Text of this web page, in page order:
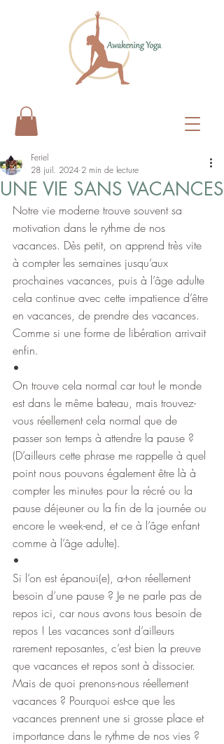
UNE VIE SANS VACANCES
Feriel
28 juil. 2024 2 min de lecture
Notre vie moderne trouve souvent sa
motivation dans le rythme de nos
vacances. Dès petit, on apprend très vite
à compter les semaines jusqu’aux
prochaines vacances, puis à l’âge adulte
cela continue avec cette impatience d’être
en vacances, de prendre des vacances.
Comme si une forme de libération arrivait
enfin.
•
On trouve cela normal car tout le monde
est dans le même bateau, mais trouvez-
vous réellement cela normal que de
passer son temps à attendre la pause ?
(D’ailleurs cette phrase me rappelle à quel
point nous pouvons également être là à
compter les minutes pour la récré ou la
pause déjeuner ou la fin de la journée ou
encore le week-end, et ce à l’âge enfant
comme à l’âge adulte).
•
Si l’on est épanoui(e), a-t-on réellement
besoin d’une pause ? Je ne parle pas de
repos ici, car nous avons tous besoin de
repos ! Les vacances sont d’ailleurs
rarement reposantes, c’est bien la preuve
que vacances et repos sont à dissocier.
Mais de quoi prenons-nous réellement
vacances ? Pourquoi est-ce que les
vacances prennent une si grosse place et
importance dans le rythme de nos vies ?